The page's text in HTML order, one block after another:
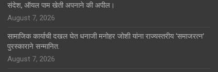
संदेश, ऑयल पाम खेती अपनाने की अपील।
August 7, 2026
सामाजिक कार्याची दखल घेत धनाजी मनोहर जोशी यांना राज्यस्तरीय ‘समाजरत्न’
पुरस्काराने सन्मानित.
August 7, 2026